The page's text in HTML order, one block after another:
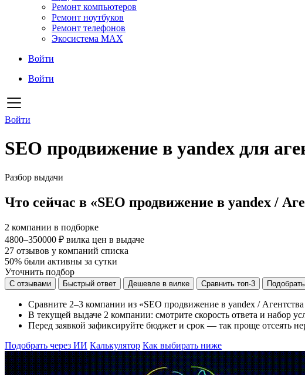
Ремонт компьютеров
Ремонт ноутбуков
Ремонт телефонов
Экосистема MAX
Войти
Войти
Войти
SEO продвижение в yandex для
Разбор выдачи
Что сейчас в «SEO продвижение в yandex /
2 компании в подборке
4800–350000 ₽ вилка цен в выдаче
27 отзывов у компаний списка
50% были активны за сутки
Уточнить подбор
С отзывами Быстрый ответ Дешевле в вилке Сравнить топ-3
Сравните 2–3 компании из «SEO продвижение в yandex /
В текущей выдаче 2 компании: смотрите скорость ответа и набор
Перед заявкой зафиксируйте бюджет и срок — так проще отсеять
Подобрать через ИИ Калькулятор Как выбирать ниже